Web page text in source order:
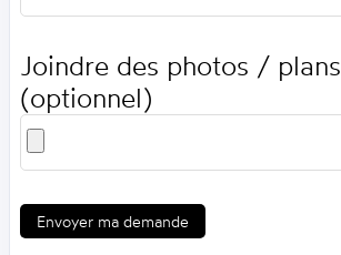
Joindre des photos / plans
(optionnel)
Envoyer ma demande